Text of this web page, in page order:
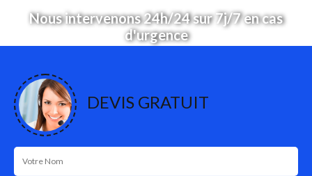
Nous intervenons 24h/24 sur 7j/7 en cas
d'urgence
DEVIS GRATUIT